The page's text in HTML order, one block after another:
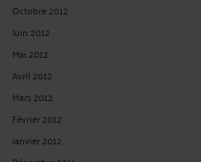
Octobre 2012
Juin 2012
Mai 2012
Avril 2012
Mars 2012
Février 2012
Janvier 2012